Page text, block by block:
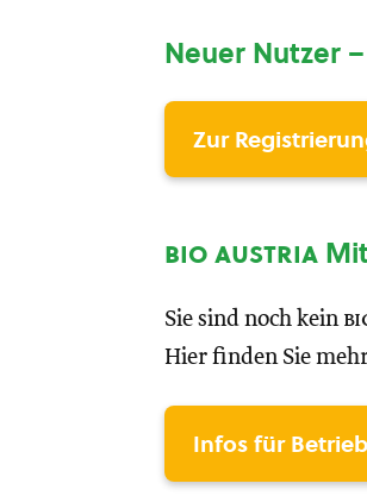
Neuer Nutzer
Zur
bio austria
Sie sind noch kein
Hier finden Sie
Infos für